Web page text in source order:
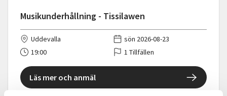
Musikunderhållning - Tissilawen
Uddevalla
sön 2026-08-23
19:00
1 Tillfällen
Läs mer och anmäl